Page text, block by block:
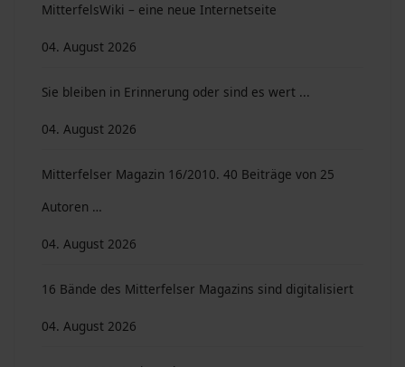
MitterfelsWiki – eine neue Internetseite
04. August 2026
Sie bleiben in Erinnerung oder sind es wert ...
04. August 2026
Mitterfelser Magazin 16/2010. 40 Beiträge von 25
Autoren …
04. August 2026
16 Bände des Mitterfelser Magazins sind digitalisiert
04. August 2026